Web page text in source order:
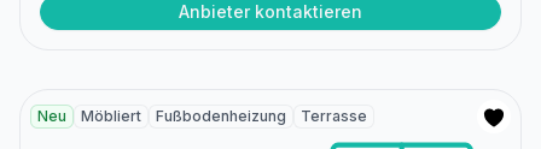
Anbieter kontaktieren
Neu Möbliert Fußbodenheizung Terrasse